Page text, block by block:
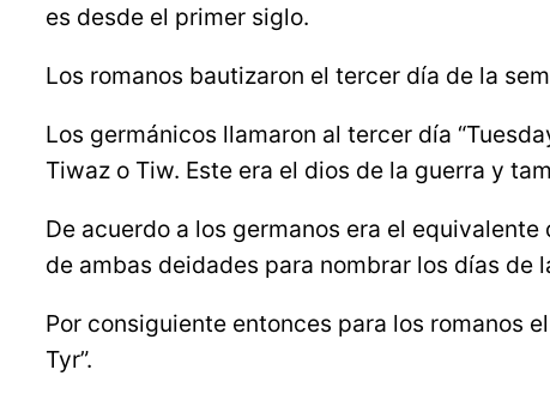
es desde el primer siglo.
Los romanos bautizaron el tercer día de la
Los germánicos llamaron al tercer día
Tiwaz o Tiw. Este era el dios de la guerra y
De acuerdo a los germanos era el
de ambas deidades para nombrar los días de
Por consiguiente entonces para los romanos
Tyr”.